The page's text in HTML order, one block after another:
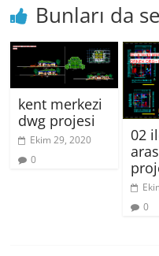
Bunları da
kent merkezi
dwg projesi
Ekim 29, 2020
0
02
0